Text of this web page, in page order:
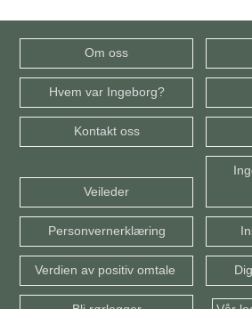
Om oss
Hvem var Ingeborg?
Kontakt oss
Veileder
Personvernerklæring
Verdien av positiv omtale